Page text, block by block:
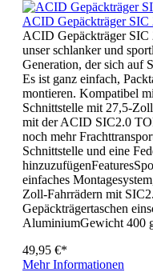
ACID Gepäckträger SIC
ACID Gepäckträger
unser schlanker und
Generation, der sich auf
Es ist ganz einfach,
montieren. Kompatibel
Schnittstelle mit 27,5-
mit der ACID SIC2.0
noch mehr
Schnittstelle und eine
einfaches
Zoll-Fahrrädern mit
Gepäckträgertaschen
AluminiumGewicht 400
49,95 €*
Mehr Informationen